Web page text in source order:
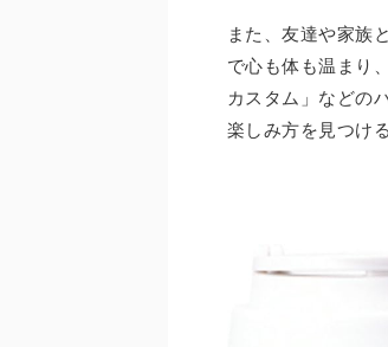
また、友達や家族
で心も体も温まり
カスタム」などの
楽しみ方を見つけ